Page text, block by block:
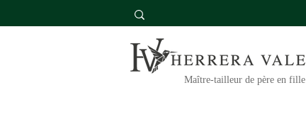
Maître-tailleur de père en fille